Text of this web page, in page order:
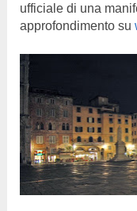
ufficiale di una
approfondimento su